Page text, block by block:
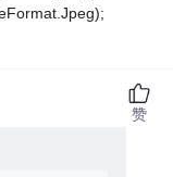
赞